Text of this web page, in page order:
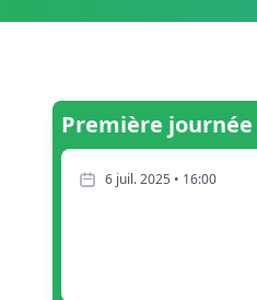
Première journée
6 juil. 2025 • 16:00